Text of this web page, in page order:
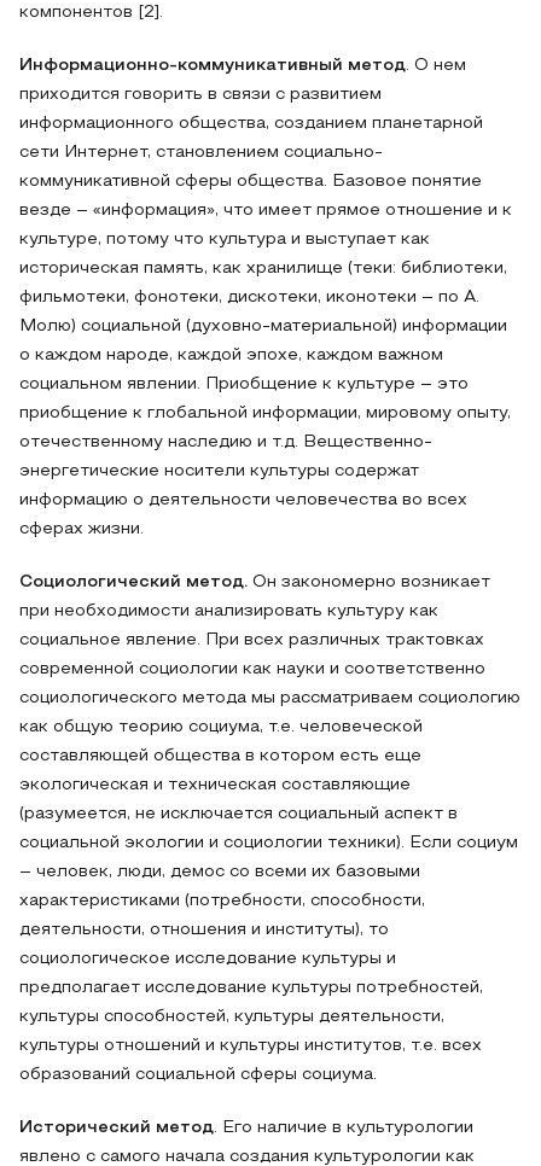
компонентов [2].
Информационно-коммуникативный метод. О нем
приходится говорить в связи с развитием
информационного общества, созданием планетарной
сети Интернет, становлением социально-
коммуникативной сферы общества. Базовое понятие
везде – «информация», что имеет прямое отношение и к
культуре, потому что культура и выступает как
историческая память, как хранилище (теки: библиотеки,
фильмотеки, фонотеки, дискотеки, иконотеки – по А.
Молю) социальной (духовно-материальной) информации
о каждом народе, каждой эпохе, каждом важном
социальном явлении. Приобщение к культуре – это
приобщение к глобальной информации, мировому опыту,
отечественному наследию и т.д. Вещественно-
энергетические носители культуры содержат
информацию о деятельности человечества во всех
сферах жизни.
Социологический метод. Он закономерно возникает
при необходимости анализировать культуру как
социальное явление. При всех различных трактовках
современной социологии как науки и соответственно
социологического метода мы рассматриваем социологию
как общую теорию социума, т.е. человеческой
составляющей общества в котором есть еще
экологическая и техническая составляющие
(разумеется, не исключается социальный аспект в
социальной экологии и социологии техники). Если социум
– человек, люди, демос со всеми их базовыми
характеристиками (потребности, способности,
деятельности, отношения и институты), то
социологическое исследование культуры и
предполагает исследование культуры потребностей,
культуры способностей, культуры деятельности,
культуры отношений и культуры институтов, т.е. всех
образований социальной сферы социума.
Исторический метод. Его наличие в культурологии
явлено с самого начала создания культурологии как